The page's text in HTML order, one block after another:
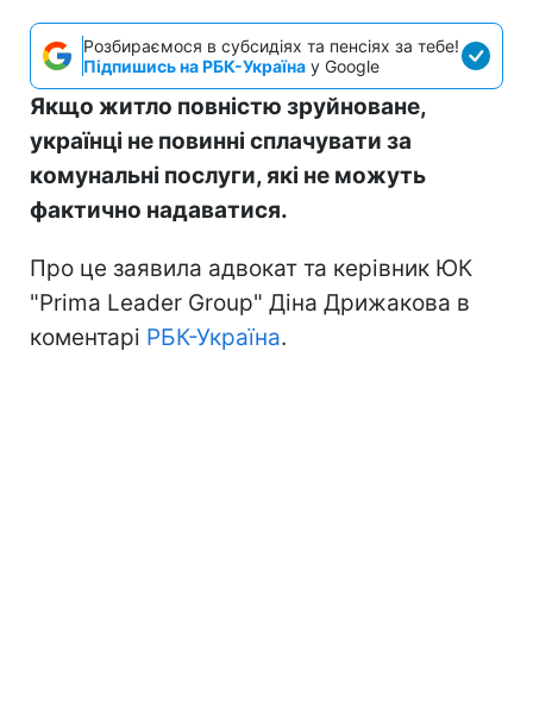
Розбираємося в субсидіях та пенсіях за тебе!
Підпишись на РБК-Україна у Google
Якщо житло повністю зруйноване,
українці не повинні сплачувати за
комунальні послуги, які не можуть
фактично надаватися.
Про це заявила адвокат та керівник ЮК
"Prima Leader Group" Діна Дрижакова в
коментарі РБК-Україна.